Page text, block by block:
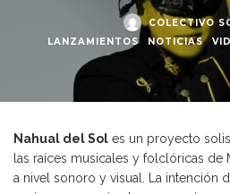
COLECTIVO
LANZAMIENTOS
NOTICIAS
Nahual del Sol es un proyecto
las raíces musicales y folclóricas de
a nivel sonoro y visual. La intención